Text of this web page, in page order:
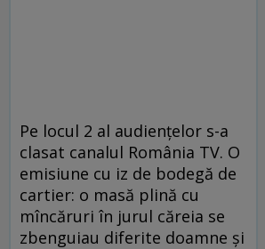
Pe locul 2 al audiențelor s-a
clasat canalul România TV. O
emisiune cu iz de bodegă de
cartier: o masă plină cu
mîncăruri în jurul căreia se
zbenguiau diferite doamne și